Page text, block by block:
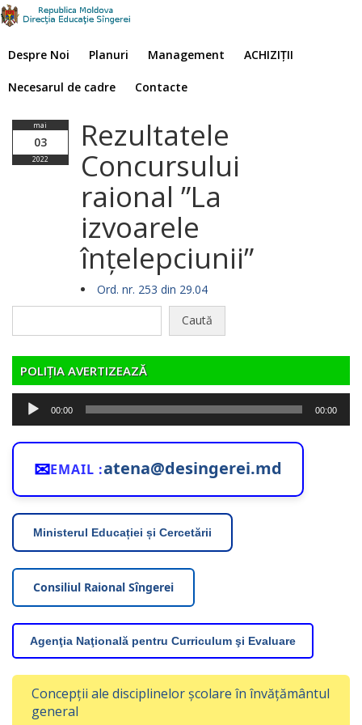
Despre Noi Planuri Management ACHIZIȚII
Necesarul de cadre Contacte
mai
03
2022
Rezultatele
Concursului
raional ”La
izvoarele
înțelepciunii”
Ord. nr. 253 din 29.04
POLIȚIA AVERTIZEAZĂ
Player
audio
00:00 00:00
✉EMAIL :atena@desingerei.md
Ministerul Educației și Cercetării
Consiliul Raional Sîngerei
Agenţia Naţională pentru Curriculum şi Evaluare
Concepții ale disciplinelor școlare în învățământul
general